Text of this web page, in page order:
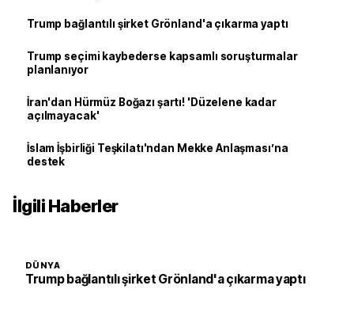
Trump bağlantılı şirket Grönland'a çıkarma yaptı
Trump seçimi kaybederse kapsamlı soruşturmalar
planlanıyor
İran'dan Hürmüz Boğazı şartı! 'Düzelene kadar
açılmayacak'
İslam İşbirliği Teşkilatı'ndan Mekke Anlaşması’na
destek
İlgili Haberler
DÜNYA
Trump bağlantılı şirket Grönland'a çıkarma yaptı